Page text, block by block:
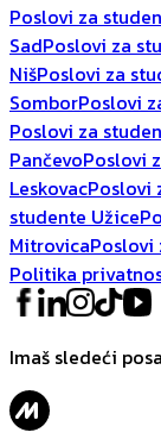
Poslovi za
SadPoslovi za
NišPoslovi za
SomborPoslovi
Poslovi za
PančevoPoslovi
LeskovacPoslovi
studente Užice
MitrovicaPoslovi
Politika
Imaš sledeći